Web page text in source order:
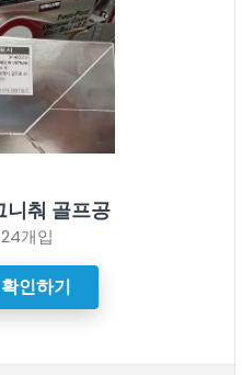
니춰 골프공
개입
인하기